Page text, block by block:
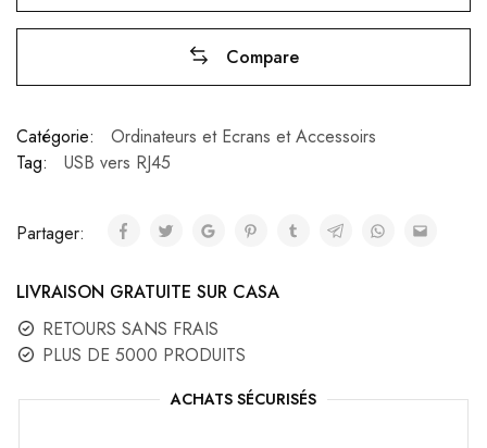
Compare
Catégorie:
Ordinateurs et Ecrans et Accessoirs
Tag:
USB vers RJ45
Partager:
LIVRAISON GRATUITE SUR CASA
RETOURS SANS FRAIS
PLUS DE 5000 PRODUITS
ACHATS SÉCURISÉS